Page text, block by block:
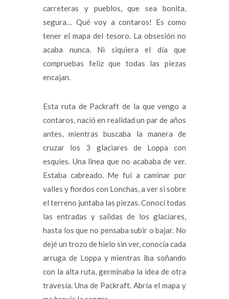
carreteras y pueblos, que sea bonita,
segura… Qué voy a contaros! Es como
tener el mapa del tesoro. La obsesión no
acaba nunca. Ni siquiera el día que
compruebas feliz que todas las piezas
encajan.
Esta ruta de Packraft de la que vengo a
contaros, nació en realidad un par de años
antes, mientras buscaba la manera de
cruzar los 3 glaciares de Loppa con
esquíes. Una linea que no acababa de ver.
Estaba cabreado. Me fui a caminar por
valles y fiordos con Lonchas, a ver si sobre
el terreno juntaba las piezas. Conocí todas
las entradas y salidas de los glaciares,
hasta los que no pensaba subir o bajar. No
dejé un trozo de hielo sin ver, conocía cada
arruga de Loppa y mientras iba soñando
con la alta ruta, germinaba la idea de otra
travesía. Una de Packraft. Abría el mapa y